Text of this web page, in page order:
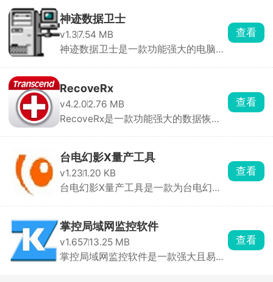
神迹数据卫士
v1.37.54 MB
神迹数据卫士是一款功能强大的电脑安
查看
RecoveRx
v4.2.02.76 MB
RecoveRx是一款功能强大的数据恢复
查看
台电幻影X量产工具
v1.231.20 KB
台电幻影X量产工具是一款为台电幻影X
查看
掌控局域网监控软件
v1.65713.25 MB
掌控局域网监控软件是一款强大且易于
查看